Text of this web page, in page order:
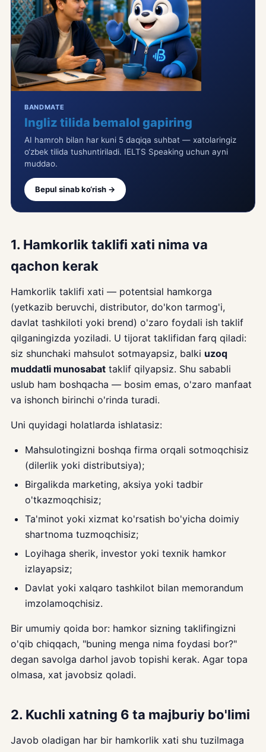
BANDMATE
Ingliz tilida bemalol gapiring
AI hamroh bilan har kuni 5 daqiqa suhbat — xatolaringiz
o‘zbek tilida tushuntiriladi. IELTS Speaking uchun ayni
muddao.
Bepul sinab ko‘rish →
1. Hamkorlik taklifi xati nima va
qachon kerak
Hamkorlik taklifi xati — potentsial hamkorga
(yetkazib beruvchi, distributor, do'kon tarmog'i,
davlat tashkiloti yoki brend) o'zaro foydali ish taklif
qilganingizda yoziladi. U tijorat taklifidan farq qiladi:
siz shunchaki mahsulot sotmayapsiz, balki uzoq
muddatli munosabat taklif qilyapsiz. Shu sababli
uslub ham boshqacha — bosim emas, o'zaro manfaat
va ishonch birinchi o'rinda turadi.
Uni quyidagi holatlarda ishlatasiz:
Mahsulotingizni boshqa firma orqali sotmoqchisiz
(dilerlik yoki distributsiya);
Birgalikda marketing, aksiya yoki tadbir
o'tkazmoqchisiz;
Ta'minot yoki xizmat ko'rsatish bo'yicha doimiy
shartnoma tuzmoqchisiz;
Loyihaga sherik, investor yoki texnik hamkor
izlayapsiz;
Davlat yoki xalqaro tashkilot bilan memorandum
imzolamoqchisiz.
Bir umumiy qoida bor: hamkor sizning taklifingizni
o'qib chiqqach, "buning menga nima foydasi bor?"
degan savolga darhol javob topishi kerak. Agar topa
olmasa, xat javobsiz qoladi.
2. Kuchli xatning 6 ta majburiy bo'limi
Javob oladigan har bir hamkorlik xati shu tuzilmaga